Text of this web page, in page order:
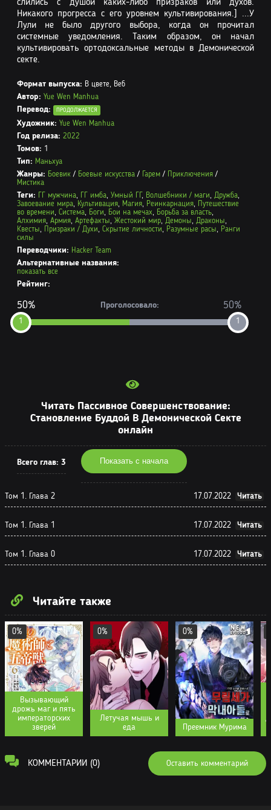
слились с душой каких-либо призраков или духов.
Никакого прогресса с его уровнем культивирования.] ...У
Лули не было другого выбора, когда он прочитал
системные уведомления. Таким образом, он начал
культивировать ортодоксальные методы в Демонической
секте.
Формат выпуска: В цвете, Веб
Автор: Yue Wen Manhua
Перевод: ПРОДОЛЖАЕТСЯ
Художник: Yue Wen Manhua
Год релиза: 2022
Томов: 1
Тип: Маньхуа
Жанры: Боевик / Боевые искусства / Гарем / Приключения /
Мистика
Теги: ГГ мужчина, ГГ имба, Умный ГГ , Волшебники / маги, Дружба,
Завоевание мира, Культивация, Магия, Реинкарнация, Путешествие
во времени, Система, Боги, Бои на мечах, Борьба за власть,
Алхимия, Армия, Артефакты, Жестокий мир, Демоны, Драконы,
Квесты, Призраки / Духи, Скрытие личности, Разумные расы, Ранги
силы
Переводчики: Hacker Team
Альтернативные названия:
показать все
Рейтинг:
1
50% Проголосовало:
1
50%
Читать Пассивное Совершенствование:
Становление Буддой В Демонической Секте
онлайн
Всего глав: 3 Показать с начала
Том 1. Глава 0 17.07.2022 Читать
Том 1. Глава 1 17.07.2022 Читать
Том 1. Глава 2 17.07.2022 Читать
Читайте также
0%
Вызывающий
дрожь маг и пять
императорских
зверей
0%
Летучая мышь и
еда
0%
Преемник Мурима
КОММЕНТАРИИ (0) Оставить комментарий